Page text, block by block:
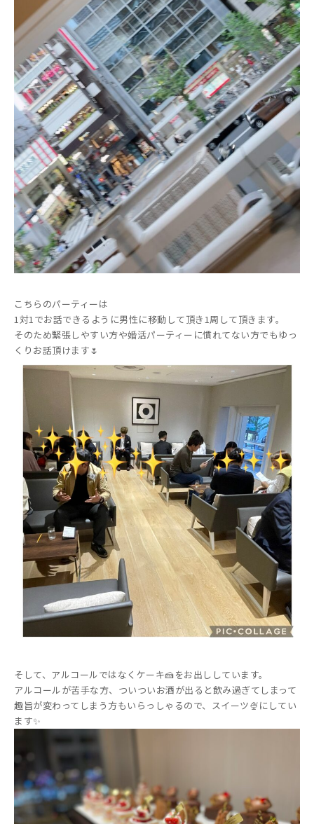
こちらのパーティーは
1対1でお話できるように男性に移動して頂き1周して頂きます。
そのため緊張しやすい方や婚活パーティーに慣れてない方でもゆっ
くりお話頂けます🌷
そして、アルコールではなくケーキ🍰をお出ししています。
アルコールが苦手な方、ついついお酒が出ると飲み過ぎてしまって
趣旨が変わってしまう方もいらっしゃるので、スイーツ🍨にしてい
ます✨